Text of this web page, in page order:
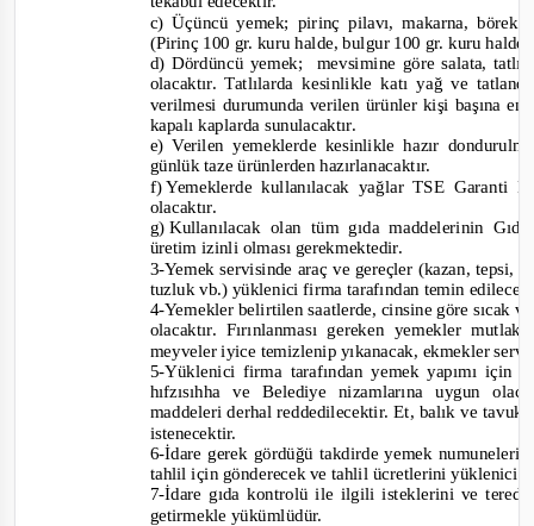
c) Üçüncü yemek; pirinç pilavı, makarna, börek
(Pirinç 100 gr. kuru halde, bulgur 100 gr. kuru
d) Dördüncü yemek;
mevsimine göre salata,
olacaktır. Tatlılarda kesinlikle katı yağ ve
verilmesi durumunda verilen ürünler kişi başına
kapalı kaplarda sunulacaktır.
e) Verilen yemeklerde kesinlikle hazır
günlük taze ürünlerden hazırlanacaktır.
f)Yemeklerde kullanılacak yağlar TSE Garanti
olacaktır.
g) Kullanılacak olan tüm gıda maddelerinin
üretim izinli olması gerekmektedir.
3-Yemek servisinde araç ve gereçler (kazan, tepsi,
tuzluk vb.) yüklenici firma tarafından temin
4-Yemekler belirtilen saatlerde, cinsine göre sıcak
olacaktır. Fırınlanması gereken yemekler
meyveler iyice temizlenip yıkanacak, ekmekler
5-Yüklenici firma tarafından yemek yapımı için
hıfzısıhha ve Belediye nizamlarına uygun
maddeleri derhal reddedilecektir. Et, balık ve
istenecektir.
6-İdare gerek gördüğü takdirde yemek
tahlil için gönderecek ve tahlil ücretlerini yüklenici
7-İdare gıda kontrolü ile ilgili isteklerini ve
getirmekle yükümlüdür.